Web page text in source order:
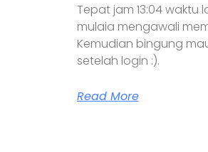
Tepat jam 13:04 waktu
mulaia mengawali
Kemudian bingung
setelah login :).
Read More